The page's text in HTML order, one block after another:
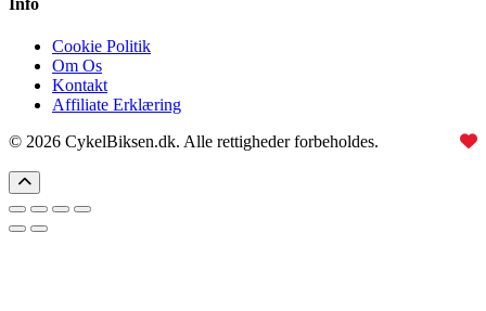
Cookie Politik
Om Os
Kontakt
Affiliate Erklæring
© 2026 CykelBiksen.dk. Alle rettigheder forbeholdes.